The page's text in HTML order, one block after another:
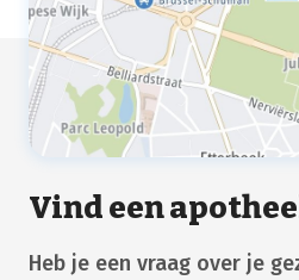
Vind een
Heb je een vraag over je